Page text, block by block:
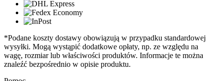
*Podane koszty dostawy obowiązują w przypadku standardowej
wysyłki. Mogą wystąpić dodatkowe opłaty, np. ze względu na
wagę, rozmiar lub właściwości produktów. Informacje te można
znaleźć bezpośrednio w opisie produktu.